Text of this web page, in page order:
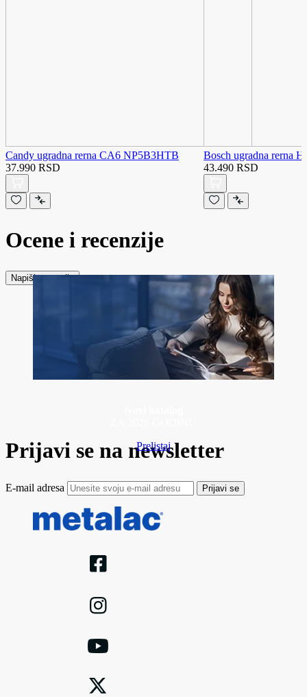
Candy ugradna rerna CA6 NP5B3HTB
37.990 RSD
Bosch ugradna rerna
43.490 RSD
Ocene i recenzije
Napiši recenziju
Prelistaj
Prijavi se na newsletter
E-mail adresa Prijavi se